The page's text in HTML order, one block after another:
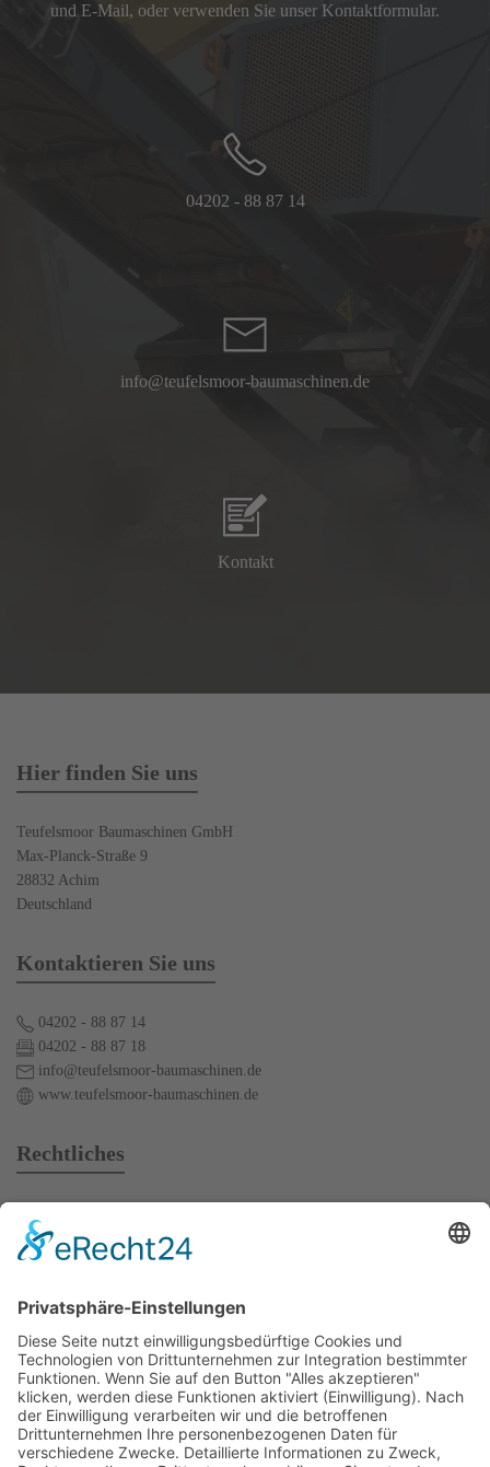
und E-Mail, oder verwenden Sie unser Kontaktformular.
04202 - 88 87 14
info@teufelsmoor-baumaschinen.de
Kontakt
Hier finden Sie uns
Teufelsmoor Baumaschinen GmbH
Max-Planck-Straße 9
28832 Achim
Deutschland
Kontaktieren Sie uns
04202 - 88 87 14
04202 - 88 87 18
info@teufelsmoor-baumaschinen.de
www.teufelsmoor-baumaschinen.de
Rechtliches
Mietbedingungen
Impressum
Kontakt